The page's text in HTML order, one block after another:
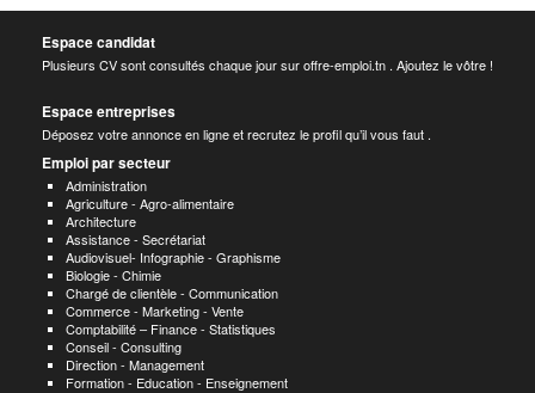
Espace candidat
Plusieurs CV sont consultés chaque jour sur offre-emploi.tn . Ajoutez le vôtre !
Espace entreprises
Déposez votre annonce en ligne et recrutez le profil qu’il vous faut .
Emploi par secteur
Administration
Agriculture - Agro-alimentaire
Architecture
Assistance - Secrétariat
Audiovisuel- Infographie - Graphisme
Biologie - Chimie
Chargé de clientèle - Communication
Commerce - Marketing - Vente
Comptabilité – Finance - Statistiques
Conseil - Consulting
Direction - Management
Formation - Education - Enseignement